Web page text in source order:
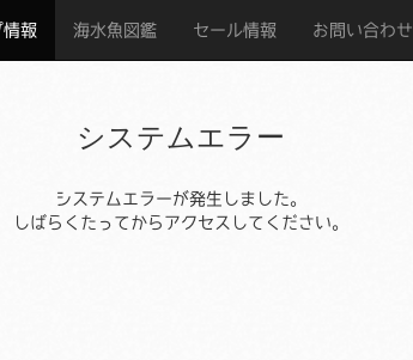
情報 海水魚図鑑 セール情報 お問い合わせ
システムエラー
システムエラーが発生しました。
しばらくたってからアクセスしてください。